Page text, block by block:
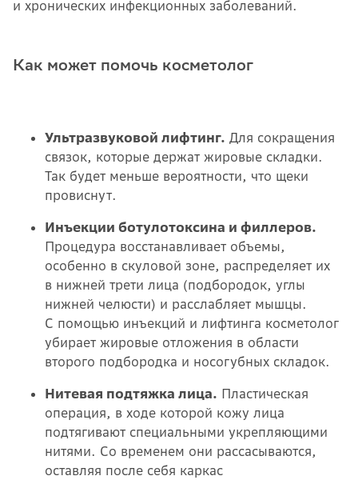
и хронических инфекционных заболеваний.
Как может помочь косметолог
Ультразвуковой лифтинг. Для сокращения
связок, которые держат жировые складки.
Так будет меньше вероятности, что щеки
провиснут.
Инъекции ботулотоксина и филлеров.
Процедура восстанавливает объемы,
особенно в скуловой зоне, распределяет их
в нижней трети лица (подбородок, углы
нижней челюсти) и расслабляет мышцы.
С помощью инъекций и лифтинга косметолог
убирает жировые отложения в области
второго подбородка и носогубных складок.
Нитевая подтяжка лица. Пластическая
операция, в ходе которой кожу лица
подтягивают специальными укрепляющими
нитями. Со временем они рассасываются,
оставляя после себя каркас